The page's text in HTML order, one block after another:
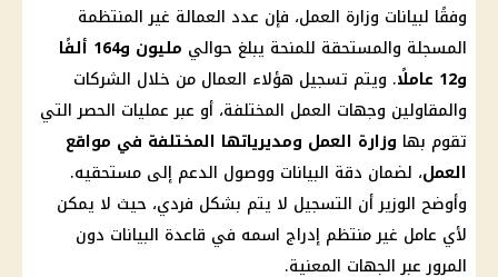
وفقًا لبيانات وزارة العمل، فإن عدد العمالة غير المنتظمة
المسجلة والمستحقة للمنحة يبلغ حوالي
مليون و164 ألفًا
و12 عاملًا
. ويتم تسجيل هؤلاء العمال من خلال الشركات
والمقاولين وجهات العمل المختلفة، أو عبر عمليات الحصر التي
تقوم بها وزارة العمل ومديرياتها المختلفة في مواقع
العمل، لضمان دقة البيانات ووصول الدعم إلى مستحقيه.
وأوضح الوزير أن التسجيل لا يتم بشكل فردي، حيث لا يمكن
لأي عامل غير منتظم إدراج اسمه في قاعدة البيانات دون
المرور عبر الجهات المعنية.